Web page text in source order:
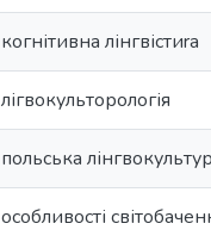
когнітивна лінгвістиrа
лігвокульторологія
польська
особливості